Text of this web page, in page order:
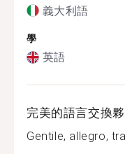
義大利語
學
英語
完美的語言交換
Gentile, allegro,